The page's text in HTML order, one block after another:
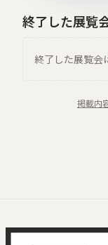
終了した展覧
終了した展覧会
掲載内